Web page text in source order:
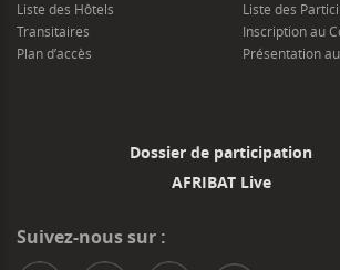
Plan d’accès
Liste des Hôtels
Transitaires
Présentation
Liste des
Inscription au
Dossier de participation
AFRIBAT Live
Suivez-nous sur :